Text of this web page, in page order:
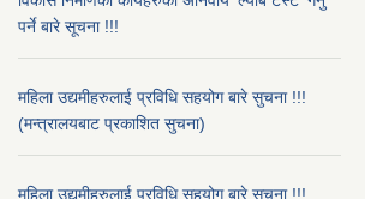
पर्ने बारे सूचना !!!
महिला उद्यमीहरुलाई प्रविधि सहयोग बारे सुचना !!!
(मन्त्रालयबाट प्रकाशित सुचना)
महिला उद्यमीहरुलाई प्रविधि सहयोग बारे सुचना !!!